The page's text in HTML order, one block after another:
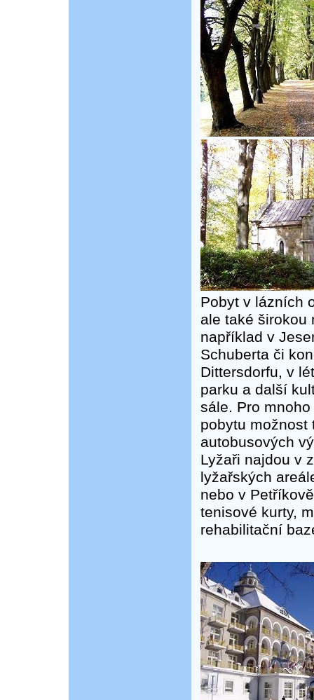
Pobyt v lázních
ale také širokou
například v
Schuberta či
Dittersdorfu, v
parku a další
sále. Pro
pobytu možnost
autobusových
Lyžaři najdou v
lyžařských
nebo v
tenisové kurty,
rehabilitační